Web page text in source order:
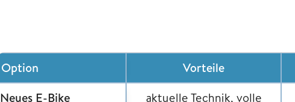
Option Vorteile
Neues E-Bike
aktuelle Technik, volle